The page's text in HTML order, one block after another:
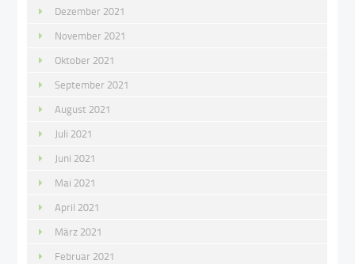
Dezember 2021
November 2021
Oktober 2021
September 2021
August 2021
Juli 2021
Juni 2021
Mai 2021
April 2021
März 2021
Februar 2021